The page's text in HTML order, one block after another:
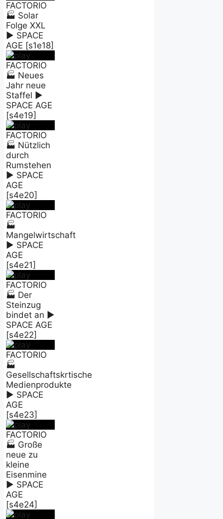
FACTORIO
🏭 Solar
Folge XXL
► SPACE
AGE [s1e18]
FACTORIO
🏭 Neues
Jahr neue
Staffel ►
SPACE AGE
[s4e19]
FACTORIO
🏭 Nützlich
durch
Rumstehen
► SPACE
AGE
[s4e20]
FACTORIO
🏭
Mangelwirtschaft
► SPACE
AGE
[s4e21]
FACTORIO
🏭 Der
Steinzug
bindet an ►
SPACE AGE
[s4e22]
FACTORIO
🏭
Gesellschaftskrtische
Medienprodukte
► SPACE
AGE
[s4e23]
FACTORIO
🏭 Große
neue zu
kleine
Eisenmine
► SPACE
AGE
[s4e24]